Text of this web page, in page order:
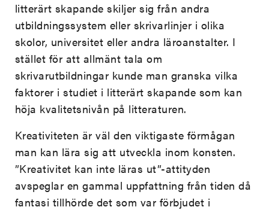
litterärt skapande skiljer sig från andra
utbildningssystem eller skrivarlinjer i olika
skolor, universitet eller andra läroanstalter. I
stället för att allmänt tala om
skrivarutbildningar kunde man granska vilka
faktorer i studiet i litterärt skapande som kan
höja kvalitetsnivån på litteraturen.
Kreativiteten är väl den viktigaste förmågan
man kan lära sig att utveckla inom konsten.
”Kreativitet kan inte läras ut”-attityden
avspeglar en gammal uppfattning från tiden då
fantasi tillhörde det som var förbjudet i